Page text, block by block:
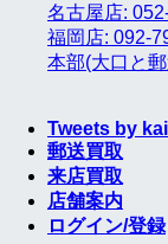
名古屋店:
福岡店: 092-
本部(大口と
Tweets by
郵送買取
来店買取
店舗案内
ログイン/登録